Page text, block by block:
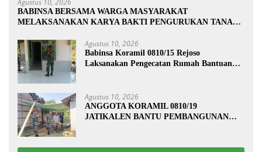
BABINSA BERSAMA WARGA MASYARAKAT
MELAKSANAKAN KARYA BAKTI PENGURUKAN TANAH
Agustus 10, 2026
Babinsa Koramil 0810/15 Rejoso
Laksanakan Pengecatan Rumah Bantuan
Agustus 10, 2026
ANGGOTA KORAMIL 0810/19
JATIKALEN BANTU PEMBANGUNAN